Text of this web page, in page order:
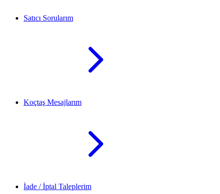
Satıcı Sorularım
Koçtaş Mesajlarım
İade / İptal Taleplerim